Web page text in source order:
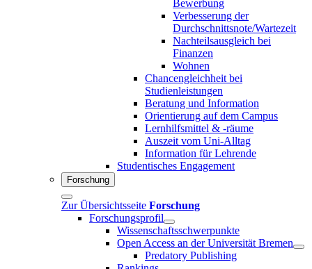
Bewerbung
Verbesserung der
Durchschnittsnote/Wartezeit
Nachteilsausgleich bei
Finanzen
Wohnen
Chancengleichheit bei
Studienleistungen
Beratung und Information
Orientierung auf dem Campus
Lernhilfsmittel & -räume
Auszeit vom Uni-Alltag
Information für Lehrende
Studentisches Engagement
Forschung
Zur Übersichtsseite Forschung
Forschungsprofil
Wissenschaftsschwerpunkte
Open Access an der Universität Bremen
Predatory Publishing